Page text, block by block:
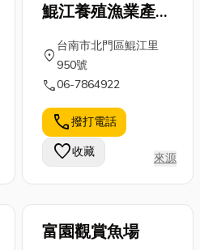
來營
關知識
設備公司
詢問，都
併在這篇
給各位，
是剛好
面需求
防焰功能的窗
市面上推出多
包括防焰捲
簾、防焰遮光
窗簾、防焰醫
院隔簾、防焰
舞台布幕等，
能夠有效降低
火...
鯤江養殖漁業產銷
location_on
台南市北門區鯤江里
950號
call06-7864922
call撥打電話
favorite收藏 來源
富園觀賞魚場